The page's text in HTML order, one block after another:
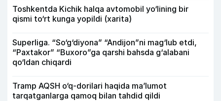
Toshkentda Kichik halqa avtomobil yo‘lining bir
qismi to‘rt kunga yopildi (xarita)
Superliga. “So‘g‘diyona” “Andijon”ni mag‘lub etdi,
“Paxtakor” “Buxoro”ga qarshi bahsda g‘alabani
qo‘ldan chiqardi
Tramp AQSH o‘q-dorilari haqida ma’lumot
tarqatganlarga qamoq bilan tahdid qildi